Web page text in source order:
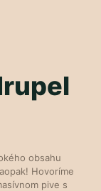
obsahu
Hovoríme
pive s